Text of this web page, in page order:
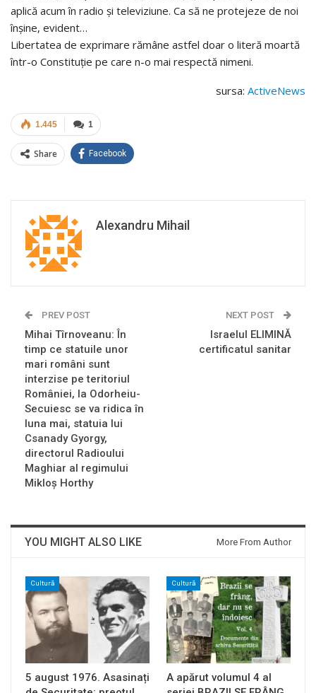
aplică acum în radio și televiziune. Ca să ne protejeze de noi
înșine, evident…
Libertatea de exprimare rămâne astfel doar o literă moartă
într-o Constituție pe care n-o mai respectă nimeni.
sursa: ActiveNews
1
1.445
Share Facebook
Alexandru Mihail
PREV POST
Mihai Tîrnoveanu: În
timp ce statuile unor
mari români sunt
interzise pe teritoriul
României, la Odorheiu-
Secuiesc se va ridica în
luna mai, statuia lui
Csanady Gyorgy,
directorul Radioului
Maghiar al regimului
Mikloș Horthy
NEXT POST
Israelul ELIMINĂ
certificatul sanitar
YOU MIGHT ALSO LIKE More From Author
Cultură
5 august 1976. Asasinați
Cultură
A apărut volumul 4 al